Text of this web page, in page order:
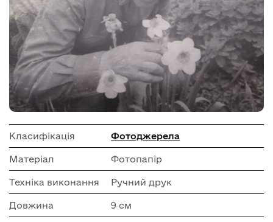
Класифікація Фотоджерела
Матеріал Фотопапір
Техніка виконання Ручний друк
Довжина 9 см